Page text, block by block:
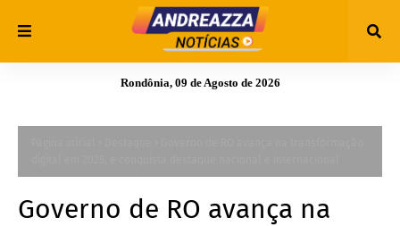
Rondônia, 09 de Agosto de 2026
Governo de RO avança na